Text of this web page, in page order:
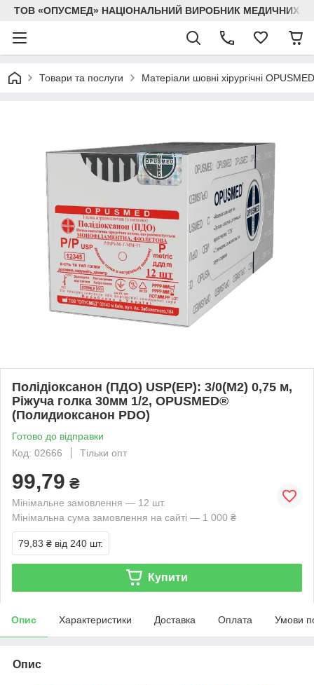
ТОВ «ОПУСМЕД» НАЦІОНАЛЬНИЙ ВИРОБНИК МЕДИЧНИХ
Товари та послуги Матеріали шовні хірургічні OPUSMED
Полідіоксанон (ПДО) USP(EP): 3/0(М2) 0,75 м,
Ріжуча голка 30мм 1/2, OPUSMED®
(Полидиоксанон PDO)
Готово до відправки
Код: 02666
Тільки опт
99,79 ₴
Мінімальне замовлення — 12 шт.
Мінімальна сума замовлення на сайті — 1 000 ₴
79,83 ₴ від 240 шт.
Купити
Опис Характеристики Доставка Оплата Умови
Опис